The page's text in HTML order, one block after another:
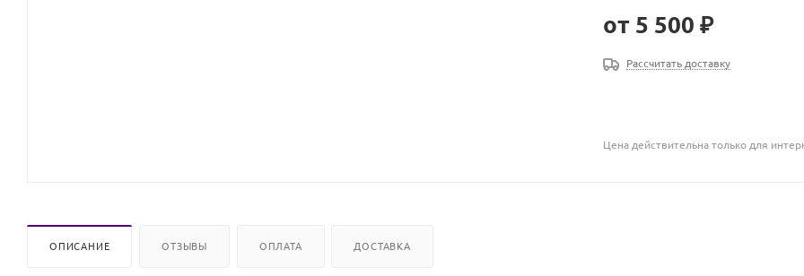
от 5 500 ₽
Рассчитать доставку
Цена действительна только для
ОПИСАНИЕ ОТЗЫВЫ ОПЛАТА ДОСТАВКА